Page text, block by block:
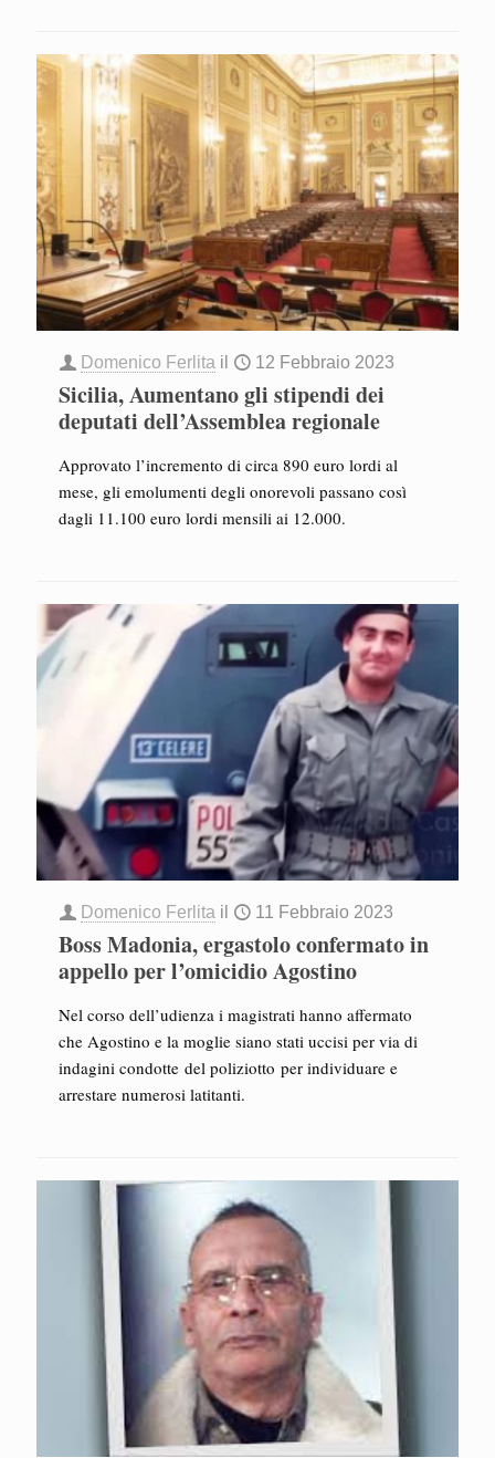
Domenico Ferlita il 12 Febbraio 2023
Sicilia, Aumentano gli stipendi dei
deputati dell’Assemblea regionale
Approvato l’incremento di circa 890 euro lordi al
mese, gli emolumenti degli onorevoli passano così
dagli 11.100 euro lordi mensili ai 12.000.
Domenico Ferlita il 11 Febbraio 2023
Boss Madonia, ergastolo confermato in
appello per l’omicidio Agostino
Nel corso dell’udienza i magistrati hanno affermato
che Agostino e la moglie siano stati uccisi per via di
indagini condotte del poliziotto per individuare e
arrestare numerosi latitanti.